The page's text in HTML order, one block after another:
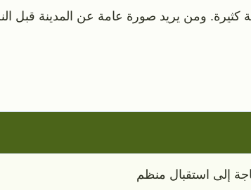
كثيرة. ومن يريد صورة عامة عن المدينة قبل
إلى استقبال منظم